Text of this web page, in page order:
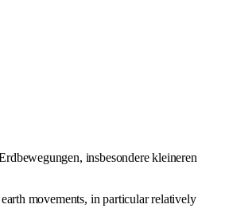
insbesondere kleineren
movements, in particular relatively